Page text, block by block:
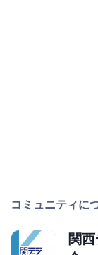
コミュニティに
関